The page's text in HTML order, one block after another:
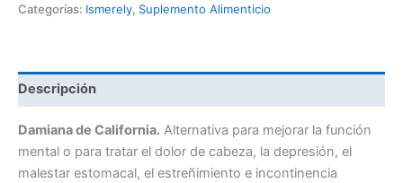
Categorías: Ismerely, Suplemento Alimenticio
Descripción
Damiana de California. Alternativa para mejorar la función
mental o para tratar el dolor de cabeza, la depresión, el
malestar estomacal, el estreñi­miento e incontinencia